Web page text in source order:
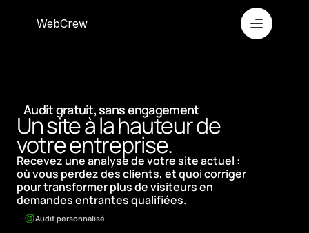
Audit gratuit, sans engagement
Un site à la hauteur de
votre entreprise.
Recevez une analyse de votre site actuel :
où vous perdez des clients, et quoi corriger
pour transformer plus de visiteurs en
demandes entrantes qualifiées.
Audit personnalisé
WebCrew